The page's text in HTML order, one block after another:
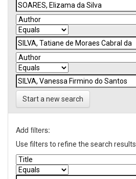
Start a new search
Add filters:
Use filters to refine the search results.